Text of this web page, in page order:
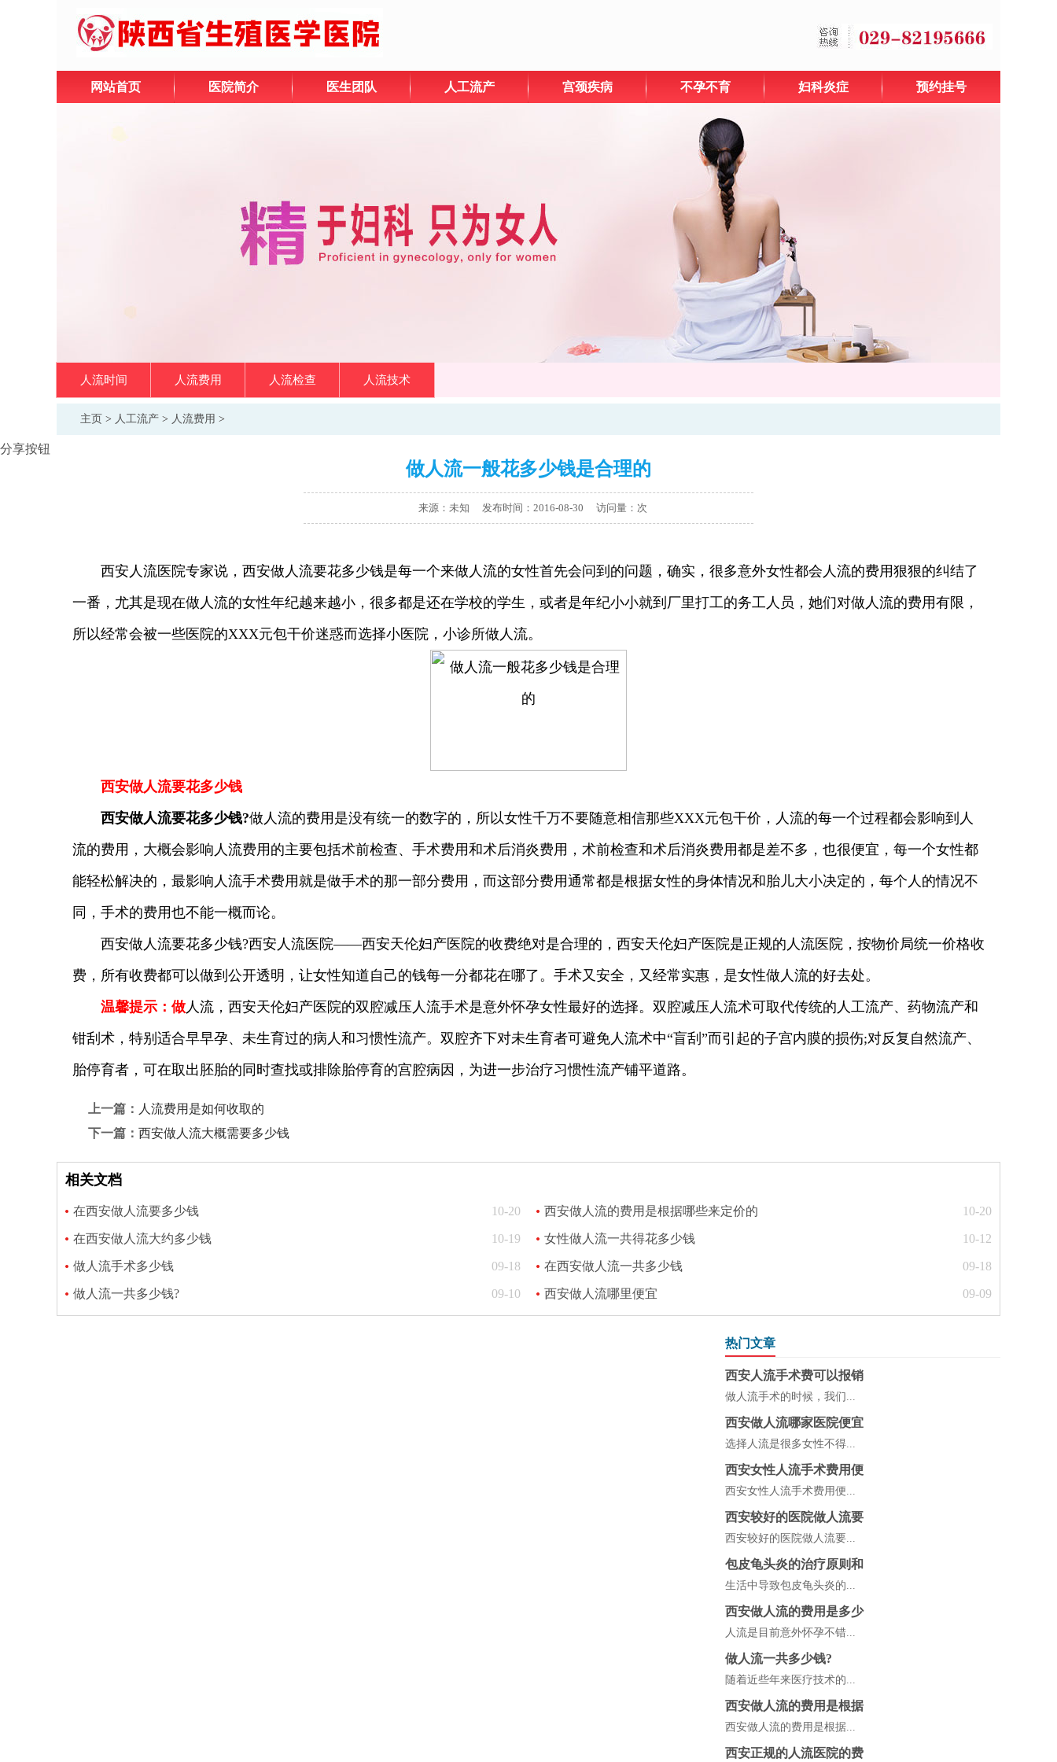
网站首页 医院简介 医生团队 人工流产 宫颈疾病 不孕不育 妇科炎症 预约挂号
人流时间 人流费用 人流检查 人流技术
主页 > 人工流产 > 人流费用 >
分享按钮
做人流一般花多少钱是合理的
来源：未知 发布时间：2016-08-30 访问量： 次
西安人流医院专家说，西安做人流要花多少钱是每一个来做人流的女性首先会问到的问题，确实，很多意外女性都会人流的费用狠狠的纠结了
一番，尤其是现在做人流的女性年纪越来越小，很多都是还在学校的学生，或者是年纪小小就到厂里打工的务工人员，她们对做人流的费用有限，
所以经常会被一些医院的XXX元包干价迷惑而选择小医院，小诊所做人流。
西安做人流要花多少钱
西安做人流要花多少钱?做人流的费用是没有统一的数字的，所以女性千万不要随意相信那些XXX元包干价，人流的每一个过程都会影响到人
流的费用，大概会影响人流费用的主要包括术前检查、手术费用和术后消炎费用，术前检查和术后消炎费用都是差不多，也很便宜，每一个女性都
能轻松解决的，最影响人流手术费用就是做手术的那一部分费用，而这部分费用通常都是根据女性的身体情况和胎儿大小决定的，每个人的情况不
同，手术的费用也不能一概而论。
西安做人流要花多少钱?西安人流医院——西安天伦妇产医院的收费绝对是合理的，西安天伦妇产医院是正规的人流医院，按物价局统一价格收
费，所有收费都可以做到公开透明，让女性知道自己的钱每一分都花在哪了。手术又安全，又经常实惠，是女性做人流的好去处。
温馨提示：做人流，西安天伦妇产医院的双腔减压人流手术是意外怀孕女性最好的选择。双腔减压人流术可取代传统的人工流产、药物流产和
钳刮术，特别适合早早孕、未生育过的病人和习惯性流产。双腔齐下对未生育者可避免人流术中“盲刮”而引起的子宫内膜的损伤;对反复自然流产、
胎停育者，可在取出胚胎的同时查找或排除胎停育的宫腔病因，为进一步治疗习惯性流产铺平道路。
上一篇： 人流费用是如何收取的
下一篇： 西安做人流大概需要多少钱
相关文档
在西安做人流要多少钱 10-20 西安做人流的费用是根据哪些来定价的 10-20
在西安做人流大约多少钱 10-19 女性做人流一共得花多少钱 10-12
做人流手术多少钱 09-18 在西安做人流一共多少钱 09-18
做人流一共多少钱? 09-10 西安做人流哪里便宜 09-09
热门文章
西安人流手术费可以报销
做人流手术的时候，我们...
西安做人流哪家医院便宜
选择人流是很多女性不得...
西安女性人流手术费用便
西安女性人流手术费用便...
西安较好的医院做人流要
西安较好的医院做人流要...
包皮龟头炎的治疗原则和
生活中导致包皮龟头炎的...
西安做人流的费用是多少
人流是目前意外怀孕不错...
做人流一共多少钱?
随着近些年来医疗技术的...
西安做人流的费用是根据
西安做人流的费用是根据...
西安正规的人流医院的费